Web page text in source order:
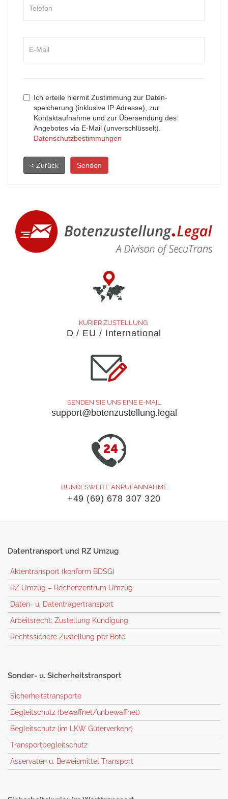
Ich erteile hiermit Zustimmung zur Daten-
speicherung (inklusive IP Adresse), zur
Kontaktaufnahme und zur Übersendung des
Angebotes via E-Mail (unverschlüsselt).
Datenschutzbestimmungen
< Zurück Senden
KURIER ZUSTELLUNG
D / EU / International
SENDEN SIE UNS EINE E-MAIL
support@botenzustellung.legal
BUNDESWEITE ANRUFANNAHME
+49 (69) 678 307 320
Datentransport und RZ Umzug
Aktentransport (konform BDSG)
RZ Umzug – Rechenzentrum Umzug
Daten- u. Datenträgertransport
Arbeitsrecht: Zustellung Kündigung
Rechtssichere Zustellung per Bote
Sonder- u. Sicherheitstransport
Sicherheitstransporte
Begleitschutz (bewaffnet/unbewaffnet)
Begleitschutz (im LKW Güterverkehr)
Transportbegleitschutz
Asservaten u. Beweismittel Transport